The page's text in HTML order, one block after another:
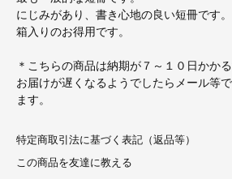
にじみがあり、書き心地の良い短冊です。
箱入りのお得用です。
＊こちらの商品は納期が７～１０日かか
お届けが遅くなるようでしたらメール等
ます。
特定商取引法に基づく表記（返品等）
この商品を友達に教える